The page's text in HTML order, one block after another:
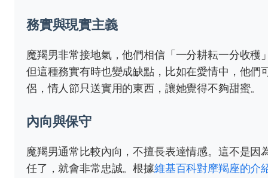
務實與現實主義
魔羯男非常接地氣，他們相信「一分耕耘一分收
但這種務實有時也變成缺點，比如在愛情中，他
侶，情人節只送實用的東西，讓她覺得不夠甜蜜。
內向與保守
魔羯男通常比較內向，不擅長表達情感。這不是
任了，就會非常忠誠。根據維基百科對摩羯座的介